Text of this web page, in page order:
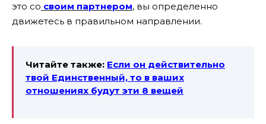
это со своим партнером, вы определенно
движетесь в правильном направлении.
Читайте также: Если он действительно
твой Единственный, то в ваших
отношениях будут эти 8 вещей